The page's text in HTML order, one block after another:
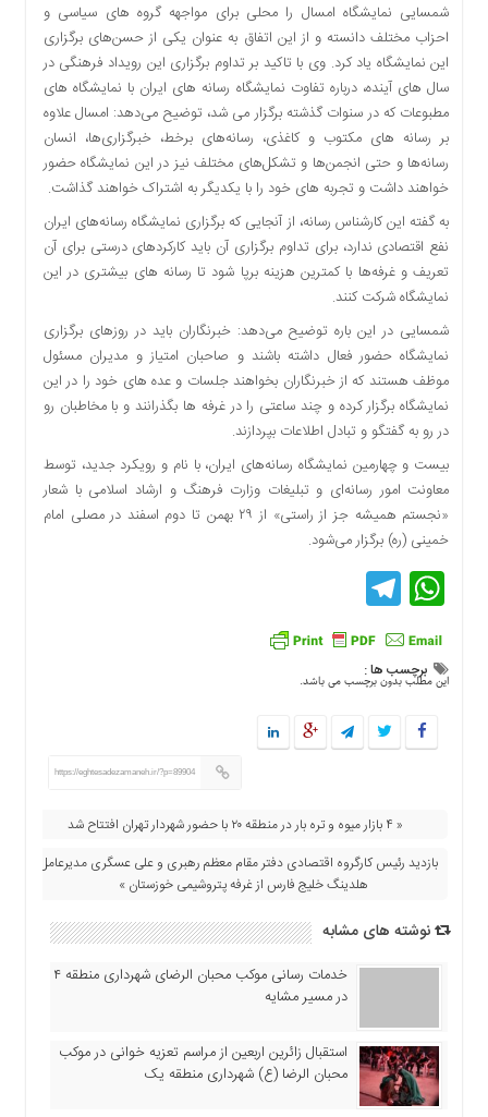
اخبار
سایت
اجتماعی
اقتصادی
فرهنگ
بین
چند
رسانه
یادداشت
شمسایی نمایشگاه امسال را محلی برای مواجهه گروه های سیاسی و
احزاب مختلف دانسته و از این اتفاق به عنوان یکی از حسن‌های برگزاری
این نمایشگاه یاد کرد. وی با تاکید بر تداوم برگزاری این رویداد فرهنگی در
سال های آینده، درباره تفاوت نمایشگاه رسانه های ایران با نمایشگاه های
مطبوعات که در سنوات گذشته برگزار می شد، توضیح می‌دهد: امسال علاوه
بر رسانه های مکتوب و کاغذی، رسانه‌های برخط، خبرگزاری‌ها، انسان
رسانه‌ها و حتی انجمن‌ها و تشکل‌های مختلف نیز در این نمایشگاه حضور
خواهند داشت و تجربه های خود را با یکدیگر به اشتراک خواهند گذاشت.
به گفته این کارشناس رسانه، از آنجایی که برگزاری نمایشگاه رسانه‌های ایران
نفع اقتصادی ندارد، برای تداوم برگزاری آن باید کارکردهای درستی برای آن
تعریف و غرفه‌ها با کمترین هزینه برپا شود تا رسانه های بیشتری در این
نمایشگاه شرکت کنند.
شمسایی در این باره توضیح می‌دهد: خبرنگاران باید در روزهای برگزاری
نمایشگاه حضور فعال داشته باشند و صاحبان امتیاز و مدیران مسئول
موظف هستند که از خبرنگاران بخواهند جلسات و عده های خود را در این
نمایشگاه برگزار کرده و چند ساعتی را در غرفه ها بگذرانند و با مخاطبان رو
در رو به گفتگو و تبادل اطلاعات بپردازند.
بیست و چهارمین نمایشگاه رسانه‌های ایران، با نام و رویکرد جدید، توسط
معاونت امور رسانه‌ای و تبلیغات وزارت فرهنگ و ارشاد اسلامی با شعار
«نجستم همیشه جز از راستی» از ۲۹ بهمن تا دوم اسفند در مصلی امام
خمینی (ره) برگزار می‌شود.
WhatsApp
Telegram
برچسب ها :
این مطلب بدون برچسب می باشد.
https://eghtesadezamaneh.ir/?p=89904
« ۴ بازار میوه و تره بار در منطقه ۲۰ با حضور شهردار تهران افتتاح شد
بازدید رئیس کارگروه اقتصادی دفتر مقام معظم رهبری و علی عسگری مدیرعامل
هلدینگ خلیج فارس از غرفه پتروشیمی خوزستان »
نوشته های مشابه
خدمات رسانی موکب محبان الرضای شهرداری منطقه ۴
در مسیر مشایه
استقبال زائرین اربعین از مراسم تعزیه خوانی در موکب
محبان الرضا (ع) شهرداری منطقه یک